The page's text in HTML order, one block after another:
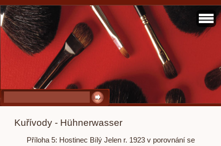
Kuřívody - Hühnerwasser
Příloha 5: Hostinec Bílý Jelen r. 1923 v porovnání se